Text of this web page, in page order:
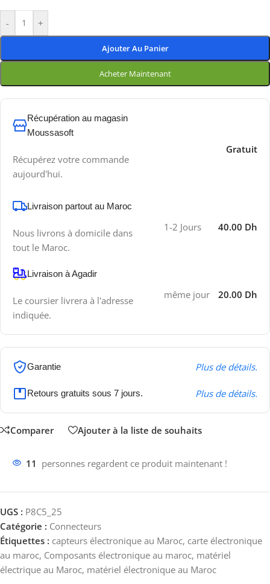
- +
Ajouter Au Panier
Acheter Maintenant
Récupération au magasin
Moussasoft
Récupérez votre commande
aujourd'hui.
Gratuit
Livraison partout au Maroc
Nous livrons à domicile dans
tout le Maroc.
1-2 Jours 40.00 Dh
Livraison à Agadir
Le coursier livrera à l'adresse
indiquée.
même jour 20.00 Dh
Garantie Plus de détails.
Retours gratuits sous 7 jours. Plus de détails.
Comparer Ajouter à la liste de souhaits
11 personnes regardent ce produit maintenant !
UGS : P8C5_25
Catégorie : Connecteurs
Étiquettes : capteurs électronique au Maroc, carte électronique
au maroc, Composants électronique au maroc, matériel
électrique au Maroc, matériel électronique au Maroc